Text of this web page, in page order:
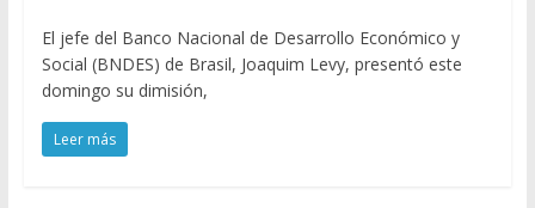
El jefe del Banco Nacional de Desarrollo Económico y
Social (BNDES) de Brasil, Joaquim Levy, presentó este
domingo su dimisión,
Leer más